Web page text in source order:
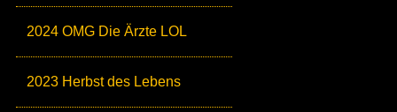
2024 OMG Die Ärzte LOL
2023 Herbst des Lebens